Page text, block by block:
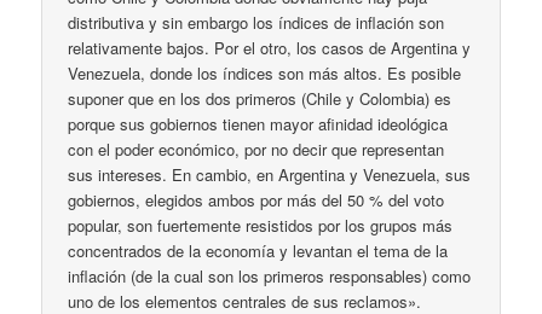
distributiva y sin embargo los índices de inflación son
relativamente bajos. Por el otro, los casos de Argentina y
Venezuela, donde los índices son más altos. Es posible
suponer que en los dos primeros (Chile y Colombia) es
porque sus gobiernos tienen mayor afinidad ideológica
con el poder económico, por no decir que representan
sus intereses. En cambio, en Argentina y Venezuela, sus
gobiernos, elegidos ambos por más del 50 % del voto
popular, son fuertemente resistidos por los grupos más
concentrados de la economía y levantan el tema de la
inflación (de la cual son los primeros responsables) como
uno de los elementos centrales de sus reclamos».